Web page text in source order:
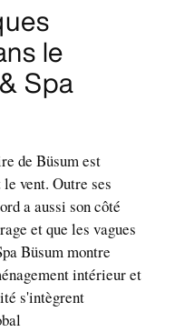
le
Spa
de Büsum est
vent. Outre ses
a aussi son côté
et que les vagues
Büsum montre
intérieur et
s'intègrent